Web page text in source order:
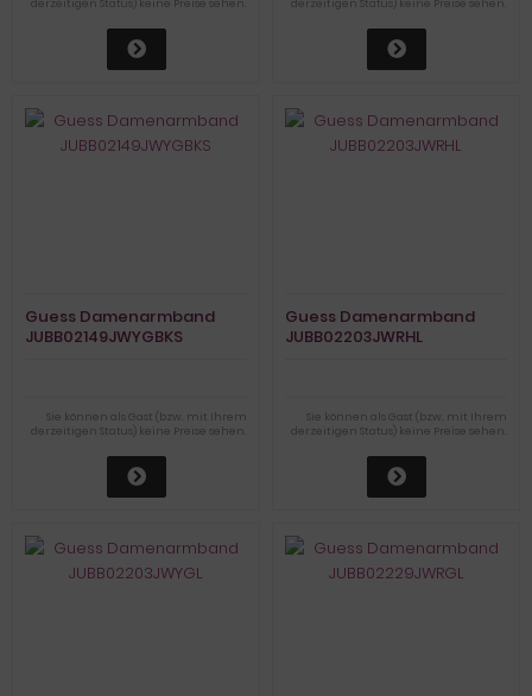
derzeitigen Status) keine Preise sehen. derzeitigen Status) keine Preise sehen.
Guess Damenarmband
JUBB02149JWYGBKS
Sie können als Gast (bzw. mit Ihrem
derzeitigen Status) keine Preise sehen.
Guess Damenarmband
JUBB02203JWRHL
Sie können als Gast (bzw. mit Ihrem
derzeitigen Status) keine Preise sehen.